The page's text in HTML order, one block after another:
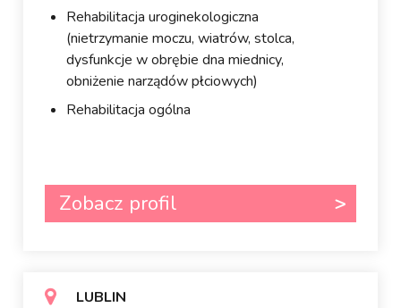
Rehabilitacja uroginekologiczna
(nietrzymanie moczu, wiatrów, stolca,
dysfunkcje w obrębie dna miednicy,
obniżenie narządów płciowych)
Rehabilitacja ogólna
Zobacz profil
LUBLIN